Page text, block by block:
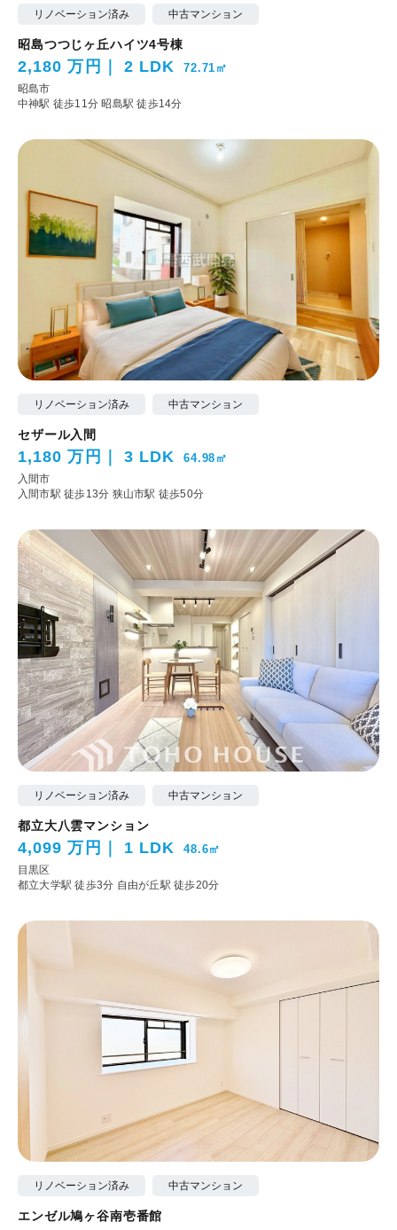
リノベーション済み 中古マンション
昭島つつじヶ丘ハイツ4号棟
2,180 万円 2 LDK 72.71㎡
昭島市
中神駅 徒歩11分昭島駅 徒歩14分
リノベーション済み 中古マンション
セザール入間
1,180 万円 3 LDK 64.98㎡
入間市
入間市駅 徒歩13分 狭山市駅 徒歩50分
リノベーション済み 中古マンション
都立大八雲マンション
4,099 万円 1 LDK 48.6㎡
目黒区
都立大学駅 徒歩3分 自由が丘駅 徒歩20分
リノベーション済み 中古マンション
エンゼル鳩ヶ谷南壱番館